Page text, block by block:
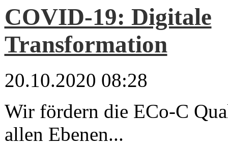
COVID-19: Digitale
Transformation
20.10.2020 08:28
Wir fördern die ECo-C
allen Ebenen...